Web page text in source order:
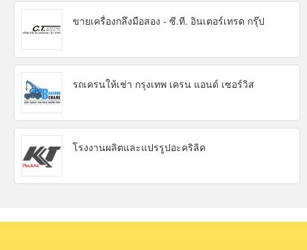
ขายเครื่องกลึงมือสอง - ซี.ที. อินเตอร์เทรด กรุ๊ป
รถเครนให้เช่า กรุงเทพ เครน แอนด์ เซอร์วิส
โรงงานผลิตและแปรรูปอะคริลิค